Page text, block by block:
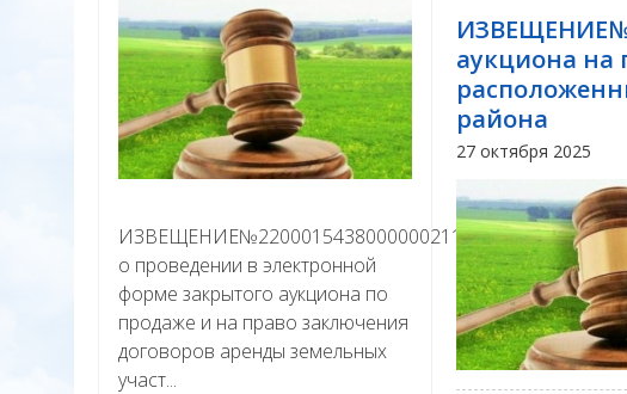
ИЗВЕЩЕНИЕ№22000154380000002111
о проведении в электронной
форме закрытого аукциона по
продаже и на право заключения
договоров аренды земельных
участ...
аукциона на
района
27 октября 2025